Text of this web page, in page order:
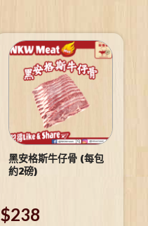
黑安格斯牛仔骨 (每包
約2磅)
$238